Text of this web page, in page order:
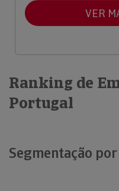
VER
Ranking de
Portugal
Segmentação